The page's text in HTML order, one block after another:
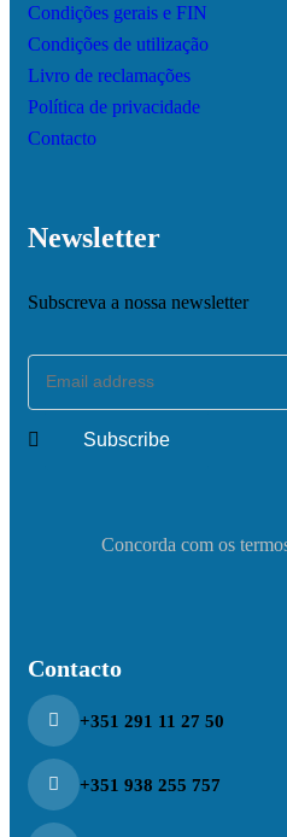
Condições gerais e FIN
Condições de utilização
Livro de reclamações
Política de privacidade
Contacto
Newsletter
Subscreva a nossa newsletter
Concorda com os
Contacto
+351 291 11 27 50
+351 938 255 757